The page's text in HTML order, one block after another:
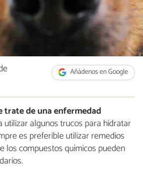
Añádenos en Google
trate de una enfermedad
utilizar algunos trucos para hidratar
es preferible utilizar remedios
los compuestos químicos pueden